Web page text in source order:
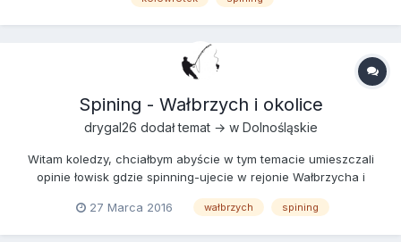
Spining - Wałbrzych i okolice
drygal26 dodał temat → w Dolnośląskie
Witam koledzy, chciałbym abyście w tym temacie umieszczali
opinie łowisk gdzie spinning-ujecie w rejonie Wałbrzycha i
się bo na pewno ułatwi to nam decyzje gdzie wybrać się z kijem
27 Marca 2016 wałbrzych spining